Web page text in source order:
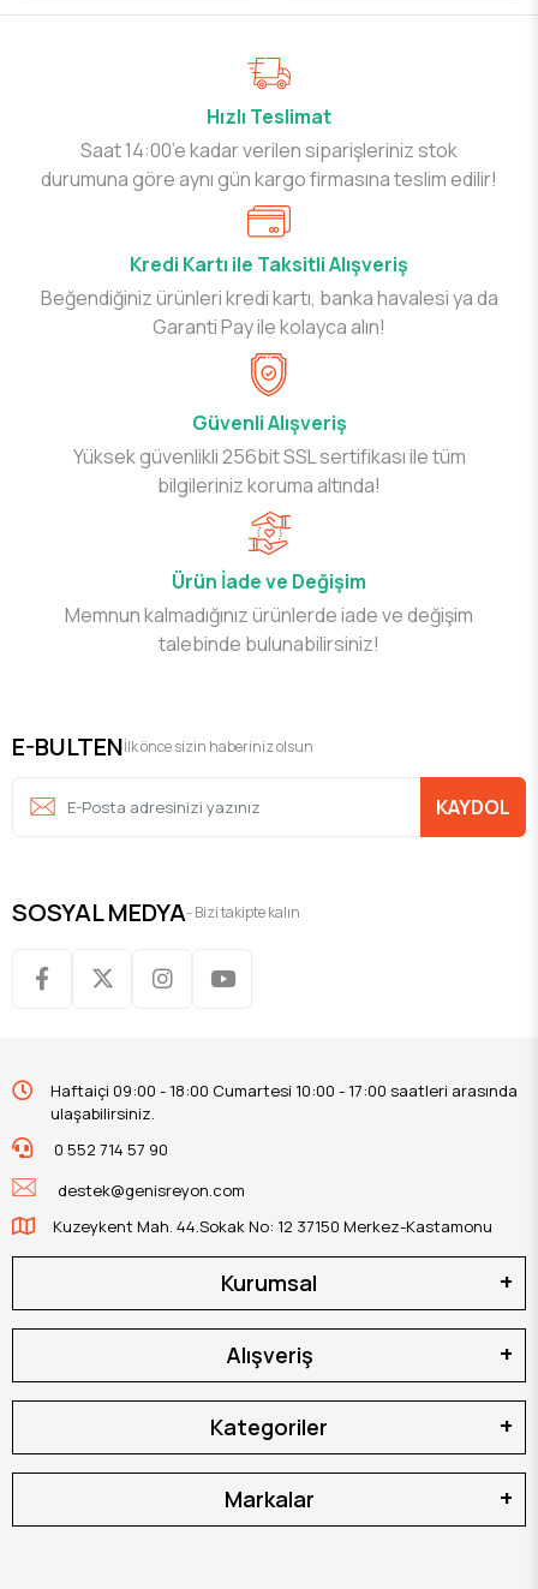
Hızlı Teslimat
Saat 14:00’e kadar verilen siparişleriniz stok
durumuna göre aynı gün kargo firmasına teslim edilir!
Kredi Kartı ile Taksitli Alışveriş
Beğendiğiniz ürünleri kredi kartı, banka havalesi ya da
Garanti Pay ile kolayca alın!
Güvenli Alışveriş
Yüksek güvenlikli 256bit SSL sertifikası ile tüm
bilgileriniz koruma altında!
Ürün İade ve Değişim
Memnun kalmadığınız ürünlerde iade ve değişim
talebinde bulunabilirsiniz!
E-BULTENİlk önce sizin haberiniz olsun
KAYDOL
SOSYAL MEDYA- Bizi takipte kalın
Haftaiçi 09:00 - 18:00 Cumartesi 10:00 - 17:00 saatleri arasında
ulaşabilirsiniz.
0 552 714 57 90
destek@genisreyon.com
Kuzeykent Mah. 44.Sokak No: 12 37150 Merkez-Kastamonu
Kurumsal
Alışveriş
Kategoriler
Markalar